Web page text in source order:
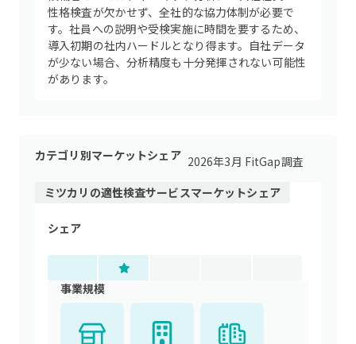
性格検査が欠かせず、全社的な協力体制が必要で
す。社員への説明や受検実施に時間を要するため、
導入初期の社内ハードルとなり得ます。自社データ
が少ない場合、分析精度も十分発揮されない可能性
があります。
カテゴリ別マーケットシェア 2026年3月 FitGap調査
ミツカリ の適性検査サービスマーケットシェア
シェア
事業規模